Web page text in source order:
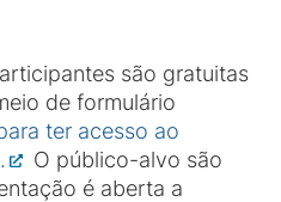
são gratuitas
de formulário
ter acesso ao
O público-alvo são
é aberta a